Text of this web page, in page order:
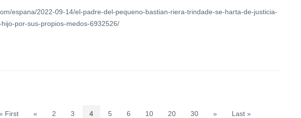
espana/2022-09-14/el-padre-del-pequeno-bastian-riera-trindade-se-harta-de-justicia-
por-sus-propios-medos-6932526/
First « 2 3 4 5 6 10 20 30 » Last »